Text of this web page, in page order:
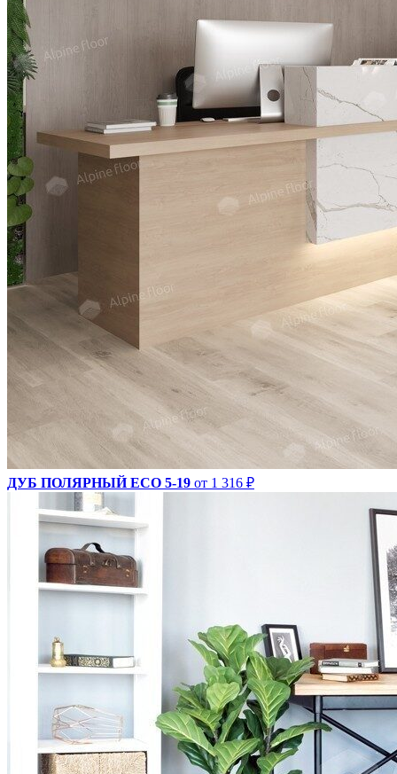
ДУБ ПОЛЯРНЫЙ ECO 5-19 от 1 316 ₽